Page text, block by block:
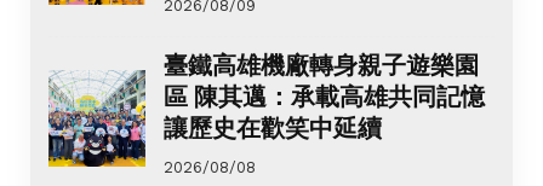
2026/08/09
臺鐵高雄機廠轉身親子遊樂園
區 陳其邁：承載高雄共同記憶
讓歷史在歡笑中延續
2026/08/08